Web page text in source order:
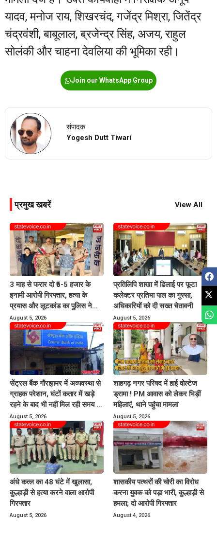
यादव, मनोज राय, शिखरचंद, गजेंद्र मिश्रा, जितेंद्र
चंद्रवंशी, बाबूलाल, ब्रजेन्द्र सिंह, अजय, राहुल
सोलंकी और चाहना देवलिया की भूमिका रही।
Join our WhatsApp Group
संपादक
Yogesh Dutt Tiwari
प्रमुख खबरें View All
3 माह से फरार दो ₹5-5 हजार के
इनामी आरोपी गिरफ्तार, हत्या के
प्रयास और लूटकांड का पुलिस ने
किया खुलासा
August 5, 2026
प्रतिलिपि शाखा में ढिलाई पर फूटा
कलेक्टर प्रतिभा पाल का गुस्सा,
अधिकारियों को दी सख्त चेतावनी
August 5, 2026
सेंट्रल बैंक गौरझामर में अव्यवस्था से
ग्राहक परेशान, घंटों कतार में खड़े
रहने के बाद भी नहीं मिल रही समय पर
बैंकिंग सेवायें
August 5, 2026
शाहगढ़ नगर परिषद में हाई वोल्टेज
ड्रामा ! PM आवास को लेकर भिड़ीं
महिलाएं, थाने पहुंचा मामला
August 5, 2026
अंधे कत्ल का 48 घंटे में खुलासा,
कुल्हाड़ी से हत्या करने वाला आरोपी
गिरफ्तार
August 5, 2026
शासकीय पत्थरों की चोरी का विरोध
करना युवक को पड़ा भारी, कुल्हाड़ी से
हमला; दो आरोपी गिरफ्तार
August 4, 2026